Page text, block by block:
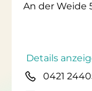
An der Weide
Details
0421